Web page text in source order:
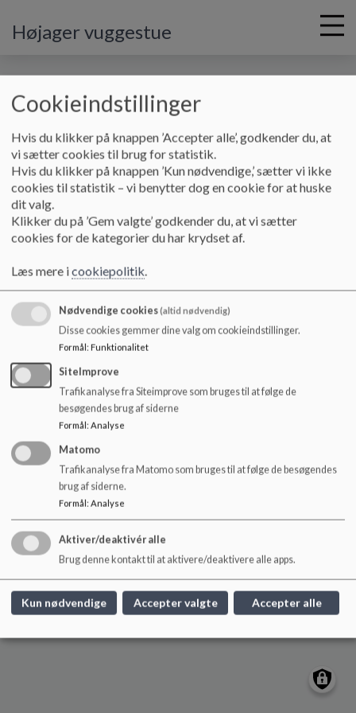
i
Højager vuggestue
Højager Vuggestue
Højager 10, 3400 Hillerød
vihav@hillerod.dk
+45 72324885
Tilgængelighedserklæring
Sitemap
Cookie politik
Cookieindstillinger
Hvis du klikker på knappen ’Accepter alle’, godkender du, at
vi sætter cookies til brug for statistik.
Hvis du klikker på knappen ’Kun nødvendige,’ sætter vi ikke
cookies til statistik – vi benytter dog en cookie for at huske
dit valg.
Klikker du på ’Gem valgte’ godkender du, at vi sætter
cookies for de kategorier du har krydset af.
Læs mere icookiepolitik.
Nødvendige cookies(altid nødvendig)
Disse cookies gemmer dine valg om cookieindstillinger.
Formål: Funktionalitet
SiteImprove
Trafikanalyse fra Siteimprove som bruges til at følge de
besøgendes brug af siderne
Formål: Analyse
Matomo
Trafikanalyse fra Matomo som bruges til at følge de besøgendes
brug af siderne.
Formål: Analyse
Aktiver/deaktivér alle
Brug denne kontakt til at aktivere/deaktivere alle apps.
Kun nødvendige Accepter valgte Accepter alle